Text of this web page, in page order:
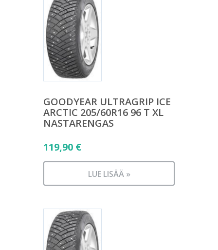
GOODYEAR ULTRAGRIP ICE
ARCTIC 205/60R16 96 T XL
NASTARENGAS
119,90 €
LUE LISÄÄ »